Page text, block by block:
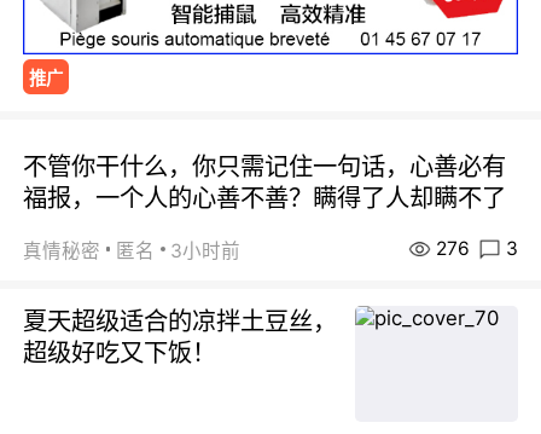
推广
不管你干什么，你只需记住一句话，心善必有
福报，一个人的心善不善？瞒得了人却瞒不了
真情秘密 匿名 3小时前 276 3
夏天超级适合的凉拌土豆丝，
超级好吃又下饭！